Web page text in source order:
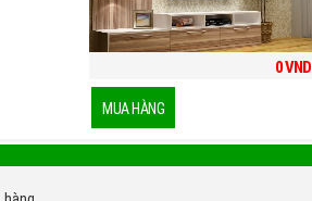
0VND